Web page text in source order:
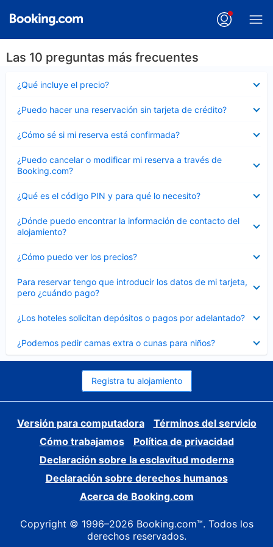
Las 10 preguntas más frecuentes
¿Qué incluye el precio?
cerrado
¿Puedo hacer una reservación sin tarjeta de crédito?
cerrado
¿Cómo sé si mi reserva está confirmada?
cerrado
¿Puedo cancelar o modificar mi reserva a través de
Booking.com?
cerrado
¿Qué es el código PIN y para qué lo necesito?
cerrado
¿Dónde puedo encontrar la información de contacto del
alojamiento?
cerrado
¿Cómo puedo ver los precios?
cerrado
Para reservar tengo que introducir los datos de mi tarjeta,
pero ¿cuándo pago?
cerrado
¿Los hoteles solicitan depósitos o pagos por adelantado?
cerrado
¿Podemos pedir camas extra o cunas para niños?
cerrado
Registra tu alojamiento
Versión para computadora
Términos del servicio
Cómo trabajamos
Política de privacidad
Declaración sobre la esclavitud moderna
Declaración sobre derechos humanos
Acerca de Booking.com
Copyright © 1996–2026 Booking.com™. Todos los
derechos reservados.